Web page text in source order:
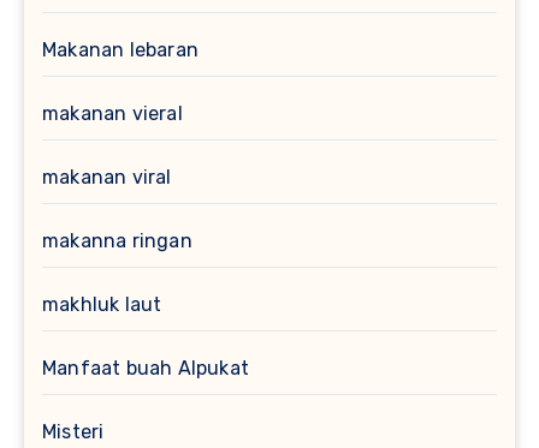
Makanan lebaran
makanan vieral
makanan viral
makanna ringan
makhluk laut
Manfaat buah Alpukat
Misteri